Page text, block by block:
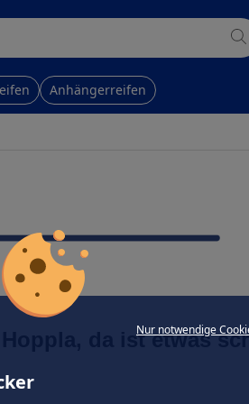
Nur notwendige
Anhängerreifen
Hoppla, da ist etwas